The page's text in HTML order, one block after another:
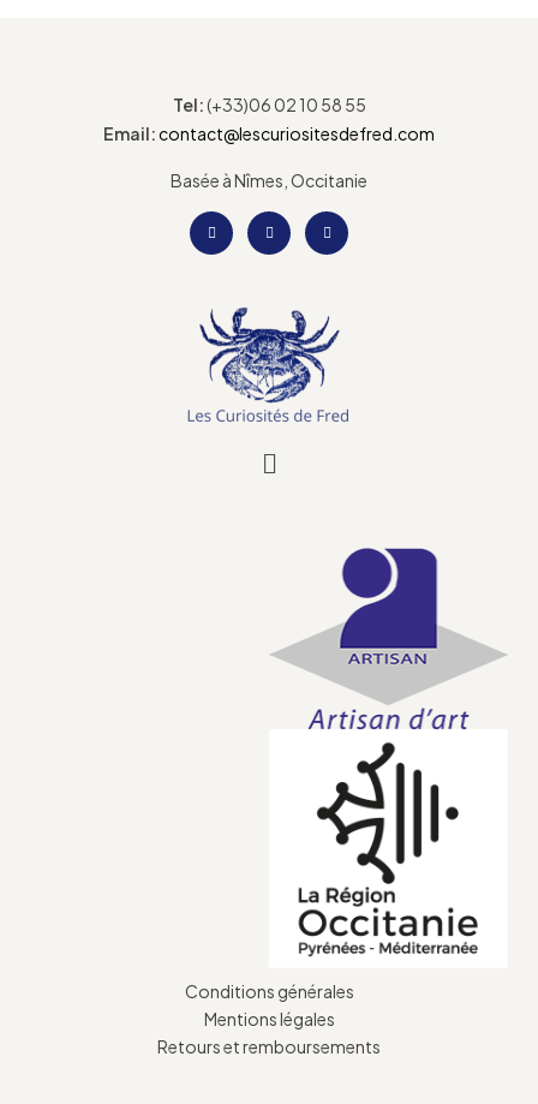
Tel:(+33)06 02 10 58 55
Email:contact@lescuriositesdefred.com
Basée à Nîmes, Occitanie
Conditions générales
Mentions légales
Retours et remboursements